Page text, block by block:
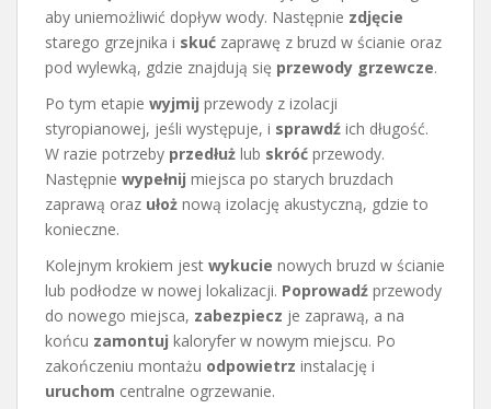
aby uniemożliwić dopływ wody. Następnie zdjęcie
starego grzejnika i skuć zaprawę z bruzd w ścianie oraz
pod wylewką, gdzie znajdują się przewody grzewcze.
Po tym etapie wyjmij przewody z izolacji
styropianowej, jeśli występuje, i sprawdź ich długość.
W razie potrzeby przedłuż lub skróć przewody.
Następnie wypełnij miejsca po starych bruzdach
zaprawą oraz ułoż nową izolację akustyczną, gdzie to
konieczne.
Kolejnym krokiem jest wykucie nowych bruzd w ścianie
lub podłodze w nowej lokalizacji. Poprowadź przewody
do nowego miejsca, zabezpiecz je zaprawą, a na
końcu zamontuj kaloryfer w nowym miejscu. Po
zakończeniu montażu odpowietrz instalację i
uruchom centralne ogrzewanie.